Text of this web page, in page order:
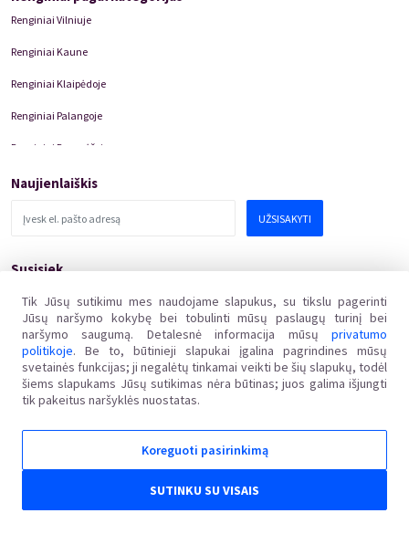
Tik Jūsų sutikimu mes naudojame slapukus, su tikslu pagerinti
Jūsų naršymo kokybę bei tobulinti mūsų paslaugų turinį bei
naršymo saugumą. Detalesnė informacija mūsų privatumo
politikoje. Be to, būtinieji slapukai įgalina pagrindines mūsų
svetainės funkcijas; ji negalėtų tinkamai veikti be šių slapukų, todėl
šiems slapukams Jūsų sutikimas nėra būtinas; juos galima išjungti
tik pakeitus naršyklės nuostatas.
Koreguoti pasirinkimą
SUTINKU SU VISAIS
Renginiai Vilniuje
Renginiai Kaune
Renginiai Klaipėdoje
Renginiai Palangoje
Renginiai Panevėžyje
Domino Teatro Spektakliai
Naujienlaiškis
UŽSISAKYTI
Susisiek
Adresas:Žalgirio g.135, LT-08217 Vilnius
Įmonės kodas:304769369
PVM mokėtojo kodas :LT100011648218
Respublikos vartotojų teisių apsaugos įstatymo nustatyta tvarka Valstybinėje vartotojų teisių
51, faks. (8 5) 279 1466, interneto svetainė www.vvtat.lt. Elektroniniu būdu prašymą galite